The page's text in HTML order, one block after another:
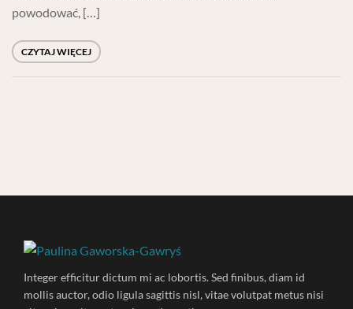
powodować, […]
CZYTAJ WIĘCEJ
Integer efficitur dictum mi ac lobortis. Sed finibus, diam id
mollis auctor, odio ligula sagittis nisl, vitae volutpat metus nisi